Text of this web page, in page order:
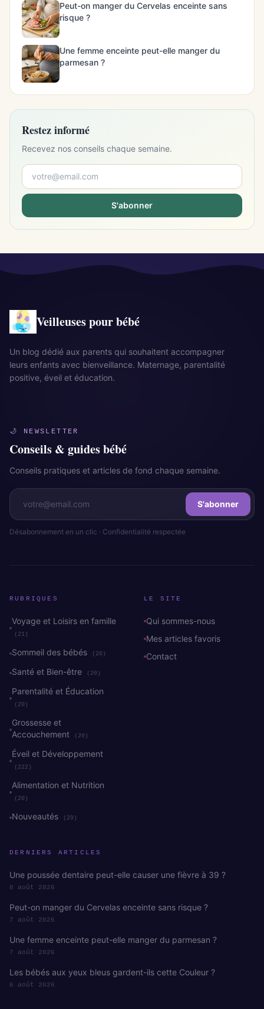
Peut-on manger du Cervelas enceinte sans
risque ?
Une femme enceinte peut-elle manger du
parmesan ?
Restez informé
Recevez nos conseils chaque semaine.
S'abonner
Veilleuses pour bébé
Un blog dédié aux parents qui souhaitent accompagner
leurs enfants avec bienveillance. Maternage, parentalité
positive, éveil et éducation.
🌙 NEWSLETTER
Conseils & guides bébé
Conseils pratiques et articles de fond chaque semaine.
S'abonner
Désabonnement en un clic · Confidentialité respectée
RUBRIQUES
Voyage et Loisirs en famille
(21)
Sommeil des bébés (20)
Santé et Bien-être (20)
Parentalité et Éducation
(20)
Grossesse et
Accouchement
(20)
Éveil et Développement
(222)
Alimentation et Nutrition
(20)
Nouveautés (29)
LE SITE
Qui sommes-nous
Mes articles favoris
Contact
DERNIERS ARTICLES
Une poussée dentaire peut-elle causer une fièvre à 39 ?
8 août 2026
Peut-on manger du Cervelas enceinte sans risque ?
7 août 2026
Une femme enceinte peut-elle manger du parmesan ?
7 août 2026
Les bébés aux yeux bleus gardent-ils cette Couleur ?
6 août 2026